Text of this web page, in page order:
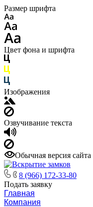
Размер шрифта
Цвет фона и шрифта
Изображения
Озвучивание текста
Обычная версия сайта
8 (966) 172-33-80
Подать заявку
Главная
Компания